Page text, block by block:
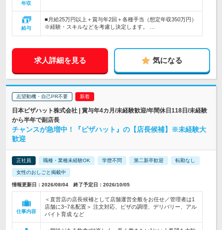
年収
給与
■月給25万円以上＋賞与年2回＋各種手当（想定年収350万円）
※経験・スキルなどを考慮し決定します。 …
求人詳細を見る 気になる
志望動機・自己PR不要
日本ピザハット株式会社 | 賞与年4カ月/未経験歓迎/年間休日118日/未経験
から半年で副店長
チャンスが急増中！『ピザハット』の【店長候補】※未経験大
歓迎
正社員 職種・業種未経験OK 学歴不問 第二新卒歓迎 転勤なし
女性のおしごと掲載中
情報更新日：2026/08/04 終了予定日：2026/10/05
仕事内容
＜直営店の店長候補として店舗運営全般をお任せ／管理者は1
店舗に3~7名配置＞ 注文対応、ピザの調理、デリバリー、アル
バイト育成 など